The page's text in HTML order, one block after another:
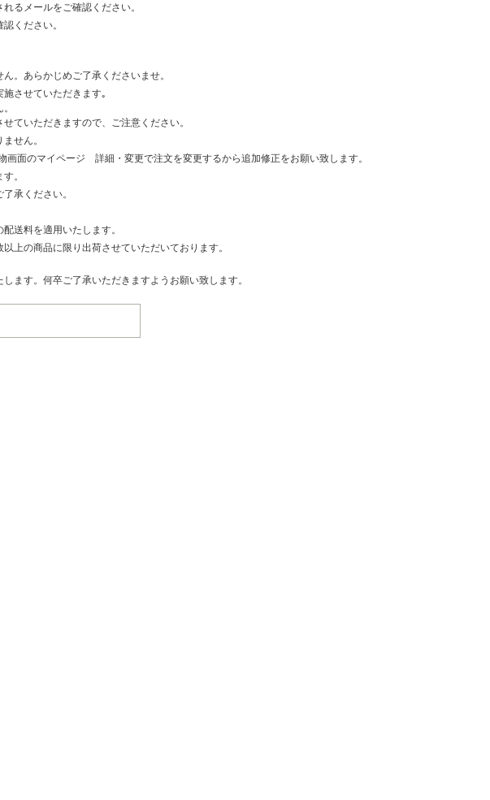
るメールをご確認ください。
ください。
。あらかじめご了承くださいませ。
させていただきます｡
ていただきますので、ご注意ください。
せん。
面のマイページ 詳細・変更で注文を変更するから追加修正をお願い致します。
。
承ください。
送料を適用いたします。
上の商品に限り出荷させていただいております。
ます。何卒ご了承いただきますようお願い致します。